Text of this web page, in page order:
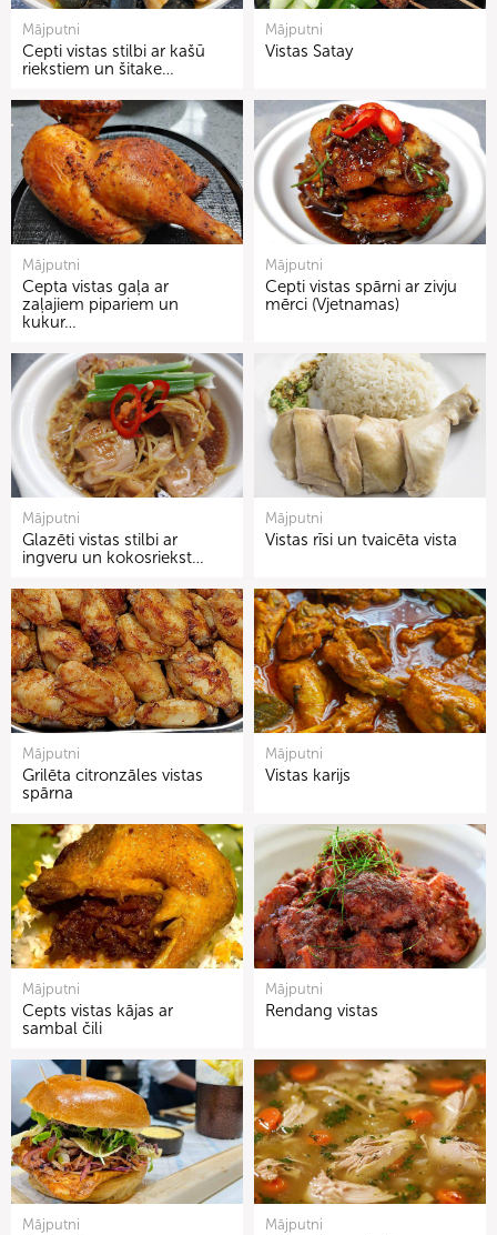
Mājputni
Cepti vistas stilbi ar kašū
riekstiem un šitake…
Mājputni
Vistas Satay
Mājputni
Cepta vistas gaļa ar
zaļajiem pipariem un
kukur…
Mājputni
Cepti vistas spārni ar zivju
mērci (Vjetnamas)
Mājputni
Glazēti vistas stilbi ar
ingveru un kokosriekst…
Mājputni
Vistas rīsi un tvaicēta vista
Mājputni
Grilēta citronzāles vistas
spārna
Mājputni
Vistas karijs
Mājputni
Cepts vistas kājas ar
sambal čili
Mājputni
Rendang vistas
Mājputni Mājputni